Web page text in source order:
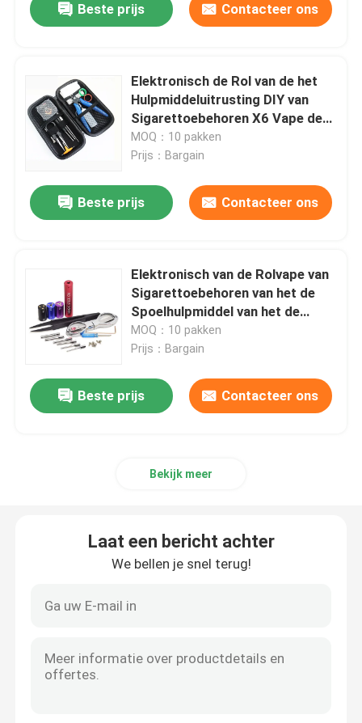
Huis
Producten
Beste prijs Contacteer ons
Elektronisch de Rol van de het
Hulpmiddeluitrusting DIY van
Sigarettoebehoren X6 Vape de
Bouwhulpmiddel Kit Pliers
MOQ：10 pakken
Prijs：Bargain
Beste prijs Contacteer ons
Elektronisch van de Rolvape van
Sigarettoebehoren van het de
Spoelhulpmiddel van het de
Uitrustingsdiy Vaping Subohm
de Hulpmiddelenpincet 6 - binnen
MOQ：10 pakken
Prijs：Bargain
Beste prijs Contacteer ons
Bekijk meer
Laat een bericht achter
We bellen je snel terug!